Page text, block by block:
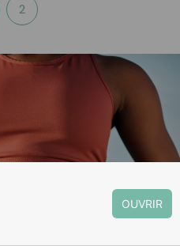
2
OUVRIR